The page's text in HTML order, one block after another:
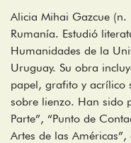
Alicia Mihai Gazcue (n.
Rumanía. Estudió
Humanidades de la
Uruguay. Su obra
papel, grafito y acrílico
sobre lienzo. Han sido
Parte”, “Punto de
Artes de las